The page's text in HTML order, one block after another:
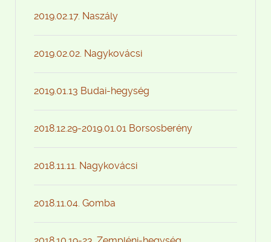
2019.02.17. Naszály
2019.02.02. Nagykovácsi
2019.01.13 Budai-hegység
2018.12.29-2019.01.01 Borsosberény
2018.11.11. Nagykovácsi
2018.11.04. Gomba